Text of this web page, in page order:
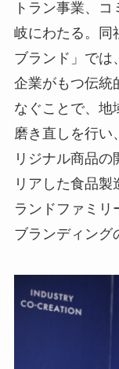
トラン事業、
岐にわたる。同
ブランド」では
企業がもつ伝統
なぐことで、地
磨き直しを行い
リジナル商品の
リアした食品製
ランドファミリ
ブランディング